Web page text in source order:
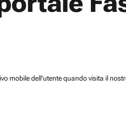
mobile dell'utente quando visita il